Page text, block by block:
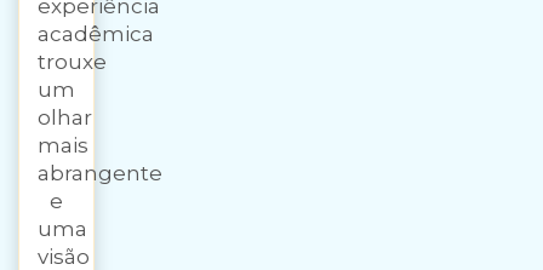
experiência
acadêmica
trouxe
um
olhar
mais
abrangente
e
uma
visão